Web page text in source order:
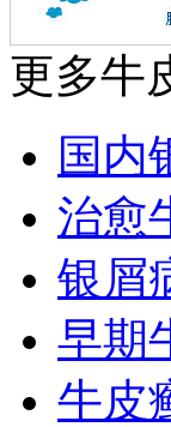
更多牛
国内
治愈
银屑
早期
牛皮